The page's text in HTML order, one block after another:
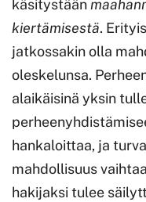
käsitystään
kiertämisestä.
jatkossakin olla
oleskelunsa.
alaikäisinä yksin
hankaloittaa, ja
mahdollisuus
hakijaksi tulee